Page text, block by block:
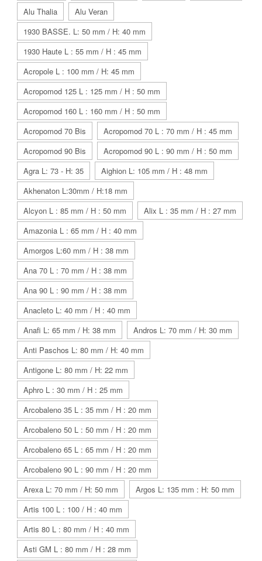
Alu Thalia
Alu Veran
1930 BASSE. L: 50 mm / H: 40 mm
1930 Haute L : 55 mm / H : 45 mm
Acropole L : 100 mm / H: 45 mm
Acropomod 125 L : 125 mm / H : 50 mm
Acropomod 160 L : 160 mm / H : 50 mm
Acropomod 70 Bis
Acropomod 70 L : 70 mm / H : 45 mm
Acropomod 90 Bis
Acropomod 90 L : 90 mm / H : 50 mm
Agra L: 73 - H: 35
Aighion L: 105 mm / H : 48 mm
Akhenaton L:30mm / H:18 mm
Alcyon L : 85 mm / H : 50 mm
Alix L : 35 mm / H : 27 mm
Amazonia L : 65 mm / H : 40 mm
Amorgos L:60 mm / H : 38 mm
Ana 70 L : 70 mm / H : 38 mm
Ana 90 L : 90 mm / H : 38 mm
Anacleto L: 40 mm / H : 40 mm
Anafi L: 65 mm / H: 38 mm
Andros L: 70 mm / H: 30 mm
Anti Paschos L: 80 mm / H: 40 mm
Antigone L: 80 mm / H: 22 mm
Aphro L : 30 mm / H : 25 mm
Arcobaleno 35 L : 35 mm / H : 20 mm
Arcobaleno 50 L : 50 mm / H : 20 mm
Arcobaleno 65 L : 65 mm / H : 20 mm
Arcobaleno 90 L : 90 mm / H : 20 mm
Arexa L: 70 mm / H: 50 mm
Argos L: 135 mm : H: 50 mm
Artis 100 L : 100 / H : 40 mm
Artis 80 L : 80 mm / H : 40 mm
Asti GM L : 80 mm / H : 28 mm